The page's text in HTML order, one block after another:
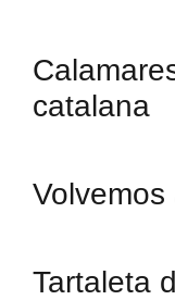
catalana
Tartaleta